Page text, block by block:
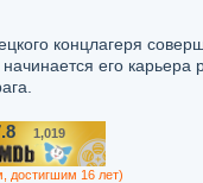
концлагеря
его
/10 1,019
достигшим 16 лет)